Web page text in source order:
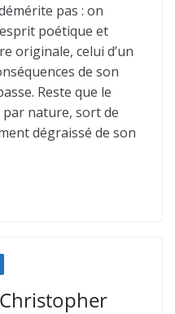
pas : on
poétique et
originale, celui d’un
de son
Reste que le
nature, sort de
dégraissé de son